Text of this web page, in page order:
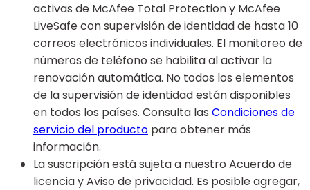
activas de McAfee Total Protection y McAfee
LiveSafe con supervisión de identidad de hasta 10
correos electrónicos individuales. El monitoreo de
números de teléfono se habilita al activar la
renovación automática. No todos los elementos
de la supervisión de identidad están disponibles
en todos los países. Consulta las Condiciones de
servicio del producto para obtener más
información.
La suscripción está sujeta a nuestro Acuerdo de
licencia y Aviso de privacidad. Es posible agregar,